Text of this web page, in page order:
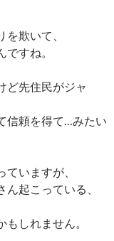
欺いて、
すね。
ど先住民がジャ
信頼を得て…みたい
いますが、
起こっている、
しれません。